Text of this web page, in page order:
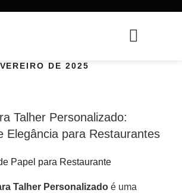
DE 2025
Talher Personalizado:
Elegância para Restaurantes
Talher Personalizado é uma